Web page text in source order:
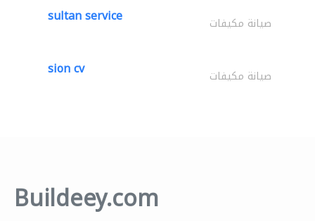
sultan service صيانة مكيفات
sion cv صيانة مكيفات
Buildeey.com